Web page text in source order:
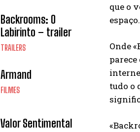
Backrooms: O
Labirinto – trailer
TRAILERS
Armand
FILMES
Valor Sentimental
que o
espaço.
Onde
tudo o